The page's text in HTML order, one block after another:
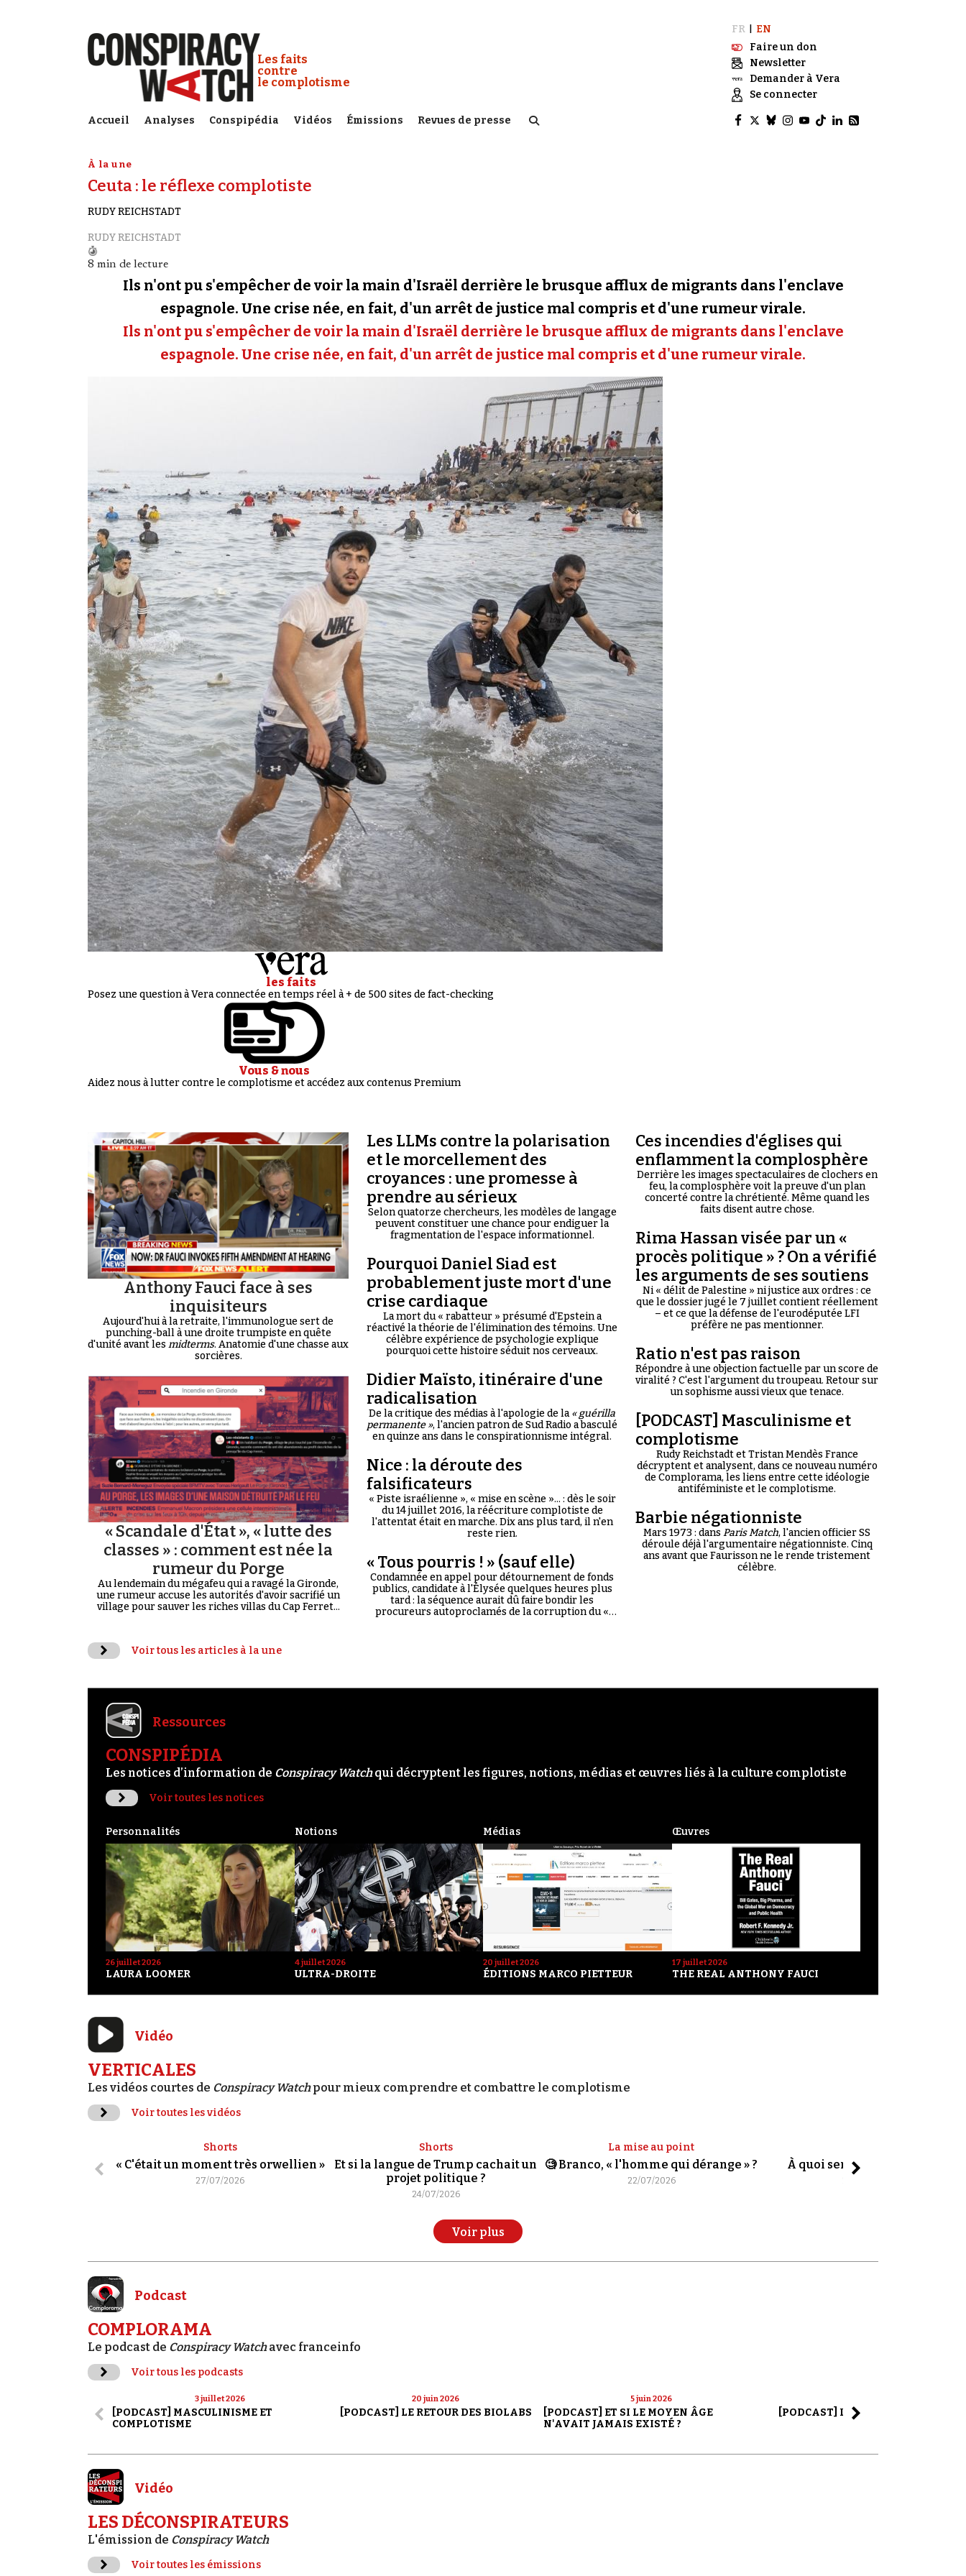
Conspiracy Watch :
Les faits
contre
le complotisme
Accueil Analyses Conspipédia Vidéos Émissions Revues de presse
FR
EN
Faire un don
Newsletter
Demander à Vera
Se connecter
À la une
Ceuta : le réflexe complotiste
RUDY REICHSTADT
RUDY REICHSTADT
8 min de lecture
Ils n'ont pu s'empêcher de voir la main d'Israël derrière le brusque afflux de migrants dans l'enclave
espagnole. Une crise née, en fait, d'un arrêt de justice mal compris et d'une rumeur virale.
Ils n'ont pu s'empêcher de voir la main d'Israël derrière le brusque afflux de migrants dans l'enclave
espagnole. Une crise née, en fait, d'un arrêt de justice mal compris et d'une rumeur virale.
les faits
Posez une question à Vera connectée en temps réel à + de 500 sites de fact-checking
Vous & nous
Aidez nous à lutter contre le complotisme et accédez aux contenus Premium
Anthony Fauci face à ses
inquisiteurs
Aujourd'hui à la retraite, l'immunologue sert de
punching-ball à une droite trumpiste en quête
d'unité avant les midterms. Anatomie d'une chasse aux
sorcières.
« Scandale d'État », « lutte des
classes » : comment est née la
rumeur du Porge
Au lendemain du mégafeu qui a ravagé la Gironde,
une rumeur accuse les autorités d'avoir sacrifié un
village pour sauver les riches villas du Cap Ferret...
Les LLMs contre la polarisation
et le morcellement des
croyances : une promesse à
prendre au sérieux
Selon quatorze chercheurs, les modèles de langage
peuvent constituer une chance pour endiguer la
fragmentation de l'espace informationnel.
Pourquoi Daniel Siad est
probablement juste mort d'une
crise cardiaque
La mort du « rabatteur » présumé d'Epstein a
réactivé la théorie de l'élimination des témoins. Une
célèbre expérience de psychologie explique
pourquoi cette histoire séduit nos cerveaux.
Didier Maïsto, itinéraire d'une
radicalisation
De la critique des médias à l'apologie de la« guérilla
permanente », l'ancien patron de Sud Radio a basculé
en quinze ans dans le conspirationnisme intégral.
Nice : la déroute des
falsificateurs
« Piste israélienne », « mise en scène »... : dès le soir
du 14 juillet 2016, la réécriture complotiste de
l'attentat était en marche. Dix ans plus tard, il n'en
reste rien.
« Tous pourris ! » (sauf elle)
Condamnée en appel pour détournement de fonds
publics, candidate à l'Élysée quelques heures plus
tard : la séquence aurait dû faire bondir les
procureurs autoproclamés de la corruption du «
Ces incendies d'églises qui
enflamment la complosphère
Derrière les images spectaculaires de clochers en
feu, la complosphère voit la preuve d'un plan
concerté contre la chrétienté. Même quand les
faits disent autre chose.
Rima Hassan visée par un «
procès politique » ? On a vérifié
les arguments de ses soutiens
Ni « délit de Palestine » ni justice aux ordres : ce
que le dossier jugé le 7 juillet contient réellement
– et ce que la défense de l'eurodéputée LFI
préfère ne pas mentionner.
Ratio n'est pas raison
Répondre à une objection factuelle par un score de
viralité ? C'est l'argument du troupeau. Retour sur
un sophisme aussi vieux que tenace.
[PODCAST] Masculinisme et
complotisme
Rudy Reichstadt et Tristan Mendès France
décryptent et analysent, dans ce nouveau numéro
de Complorama, les liens entre cette idéologie
antiféministe et le complotisme.
Barbie négationniste
Mars 1973 : dans Paris Match, l'ancien officier SS
déroule déjà l'argumentaire négationniste. Cinq
ans avant que Faurisson ne le rende tristement
célèbre.
Voir tous les articles à la une
Ressources
CONSPIPÉDIA
Les notices d’information de Conspiracy Watchqui décryptent les figures, notions, médias et œuvres liés à la culture complotiste
Voir toutes les notices
Personnalités
26 juillet 2026
LAURA LOOMER
Notions
4 juillet 2026
ULTRA-DROITE
Médias
20 juillet 2026
ÉDITIONS MARCO PIETTEUR
Œuvres
17 juillet 2026
THE REAL ANTHONY FAUCI
Vidéo
VERTICALES
Les vidéos courtes de Conspiracy Watchpour mieux comprendre et combattre le complotisme
Voir toutes les vidéos
Shorts
« C'était un moment très orwellien »
27/07/2026
Shorts
Et si la langue de Trump cachait un
projet politique ?
24/07/2026
La mise au point
🧐 Branco, « l'homme qui dérange » ?
22/07/2026
À quoi servent les slogans ?
Voir plus
Podcast
COMPLORAMA
Le podcast de Conspiracy Watchavec franceinfo
Voir tous les podcasts
3 juillet 2026
[PODCAST] MASCULINISME ET
COMPLOTISME
20 juin 2026
[PODCAST] LE RETOUR DES BIOLABS
5 juin 2026
[PODCAST] ET SI LE MOYEN ÂGE
N'AVAIT JAMAIS EXISTÉ ?
[PODCAST] LA SAGA ALEX JONES
Vidéo
LES DÉCONSPIRATEURS
L'émission de Conspiracy Watch
Voir toutes les émissions